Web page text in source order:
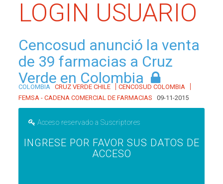
LOGIN USUARIO
Cencosud anunció la venta
de 39 farmacias a Cruz
Verde en Colombia
COLOMBIA CRUZ VERDE CHILE |CENCOSUD COLOMBIA |
FEMSA - CADENA COMERCIAL DE FARMACIAS 09-11-2015
Acceso reservado a Suscriptores
INGRESE POR FAVOR SUS DATOS DE
ACCESO